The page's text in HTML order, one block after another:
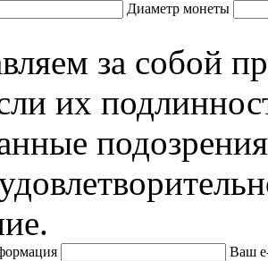
Диаметр монеты
за собой
их
Ваш